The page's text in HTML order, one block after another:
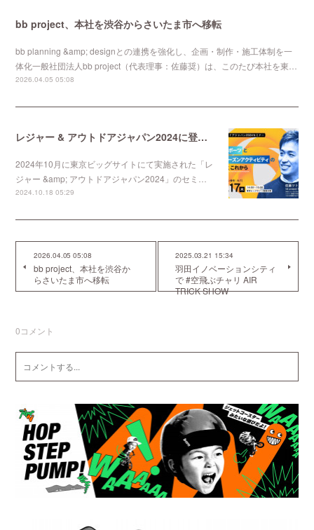
bb project、本社を渋谷からさいたま市へ移転
bb planning &amp; designとの連携を強化し、企画・制作・施工体制を一
体化一般社団法人bb project（代表理事：佐藤奨）は、このたび本社を東…
2026.04.05 05:08
レジャー & アウトドアジャパン2024に登壇「セミナー実施」しました。
2024年10月に東京ビッグサイトにて実施された「レ
ジャー &amp; アウトドアジャパン2024」のセミ…
2024.10.18 05:29
2026.04.05 05:08
bb project、本社を渋谷か
らさいたま市へ移転
2025.03.21 15:34
羽田イノベーションシティ
で #空飛ぶチャリ AIR
TRICK SHOW
0コメント